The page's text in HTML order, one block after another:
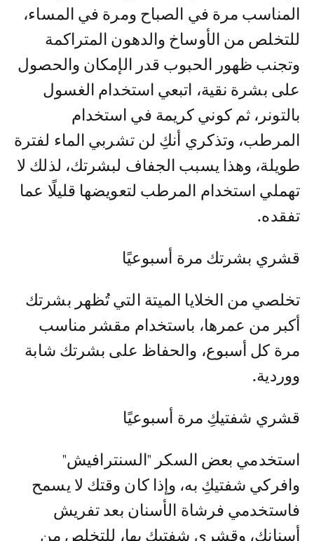
المناسب مرة في الصباح ومرة في المساء،
للتخلص من الأوساخ والدهون المتراكمة
وتجنب ظهور الحبوب قدر الإمكان والحصول
على بشرة نقية، اتبعي استخدام الغسول
بالتونر، ثم كوني كريمة في استخدام
المرطب، وتذكري أنكِ لن تشربي الماء لفترة
طويلة، وهذا يسبب الجفاف لبشرتك، لذلك لا
تهملي استخدام المرطب لتعويضها قليلًا عما
تفقده.
قشري بشرتك مرة أسبوعيًا
تخلصي من الخلايا الميتة التي تُظهر بشرتك
أكبر من عمرها، باستخدام مقشر مناسب
مرة كل أسبوع، والحفاظ على بشرتك شابة
ووردية.
قشري شفتيكِ مرة أسبوعيًا
استخدمي بعض السكر "السنترافيش"
وافركي شفتيكِ به، وإذا كان وقتك لا يسمح
فاستخدمي فرشاة الأسنان بعد تفريش
أسنانك، وقشري شفتيكِ بها، للتخلص من